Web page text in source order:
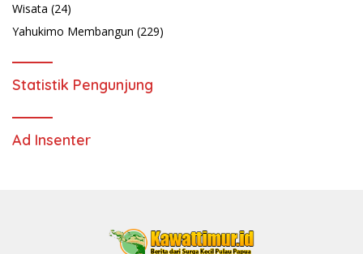
Wisata (24)
Yahukimo Membangun (229)
Statistik Pengunjung
Ad Insenter